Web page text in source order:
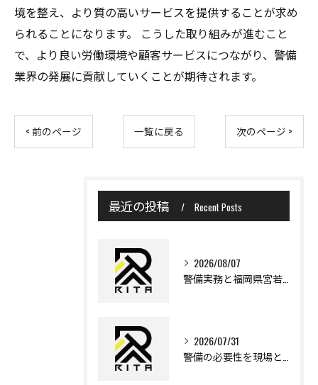
境を整え、より質の高いサービスを提供することが求め
られることになります。 こうした取り組みが進むこと
で、より良い労働環境や顧客サービスにつながり、警備
業界の発展に貢献していくことが期待されます。
< 前のページ 一覧に戻る 次のページ >
最近の投稿 Recent Posts
2026/08/07
2026/07/31